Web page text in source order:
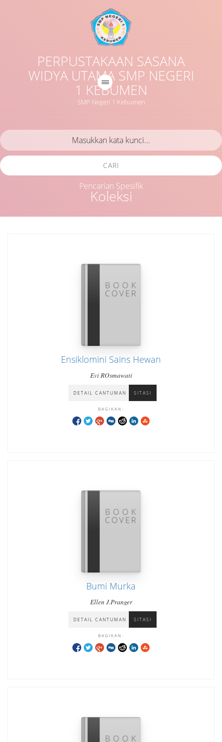
PERPUSTAKAAN SASANA
WIDYA UTAMA SMP NEGERI
1 KEBUMEN
SMP Negeri 1 Kebumen
Koleksi
CARI
Pencarian Spesifik
Ensiklomini Sains Hewan
Evi ROsmawati
DETAIL CANTUMAN SITASI
BAGIKAN:
Bumi Murka
Ellen J.Pranger
DETAIL CANTUMAN SITASI
BAGIKAN: